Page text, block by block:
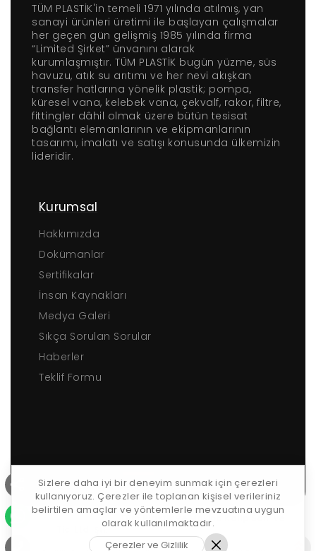
Sizlere daha iyi bir deneyim sunmak için çerezleri
kullanıyoruz. Çerezler ile toplanan kişisel verileriniz
belirtilen amaçlar ve yöntemlerle mevzuatına uygun
olarak kullanılmaktadır.
Çerezler ve Gizlilik
TÜM PLASTİK'in temeli 1971 yılında atılmış, yan
sanayi ürünleri üretimi ile başlayan çalışmalar
her geçen gün gelişmiş 1985 yılında firma
“Limited Şirket” ünvanını alarak
kurumlaşmıştır. TÜM PLASTİK bugün yüzme, süs
havuzu, atık su arıtımı ve her nevi akışkan
transfer hatlarına yönelik plastik; pompa,
küresel vana, kelebek vana, çekvalf, rakor, filtre,
fittingler dâhil olmak üzere bütün tesisat
bağlantı elemanlarının ve ekipmanlarının
tasarımı, imalatı ve satışı konusunda ülkemizin
lideridir.
Kurumsal
Hakkımızda
Dokümanlar
Sertifikalar
İnsan Kaynakları
Medya Galeri
Sıkça Sorulan Sorular
Haberler
Teklif Formu
Copyrights © 2026 ·
Tüm Plastik ve Makina Kalıp San. ve
Tic. Ltd. Şti.· Tüm Hakkı Saklıdır. Web Tasarım